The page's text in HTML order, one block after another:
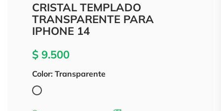
CRISTAL TEMPLADO
TRANSPARENTE PARA
IPHONE 14
$ 9.500
Color: Transparente
Transparente